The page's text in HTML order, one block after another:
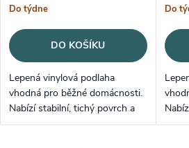
Do týdne
DO KOŠÍKU
Lepená vinylová podlaha
vhodná pro běžné domácnosti.
Nabízí stabilní, tichý povrch a
snadnou údržbu.
Do